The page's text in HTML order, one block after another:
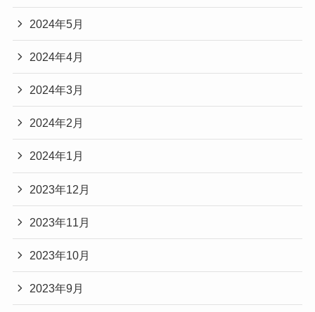
2024年5月
2024年4月
2024年3月
2024年2月
2024年1月
2023年12月
2023年11月
2023年10月
2023年9月